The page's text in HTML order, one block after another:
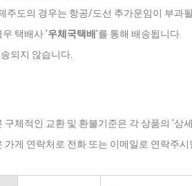
주도의 경우는 항공/도선 추가운임이 부과
택배사 '우체국택배'를 통해 배송됩니다.
되지 않습니다.
구체적인 교환 및 환불기준은 각 상품의 '상
가게 연락처로 전화 또는 이메일로 연락주